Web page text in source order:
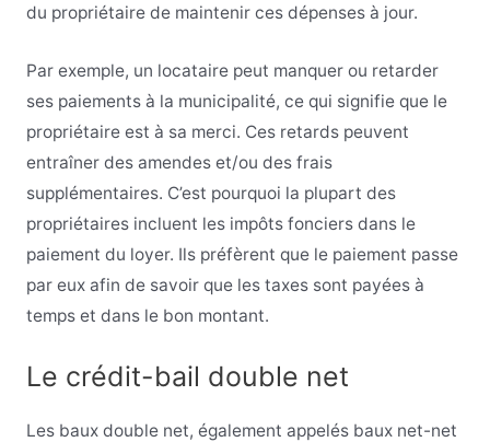
du propriétaire de maintenir ces dépenses à jour.
Par exemple, un locataire peut manquer ou retarder
ses paiements à la municipalité, ce qui signifie que le
propriétaire est à sa merci. Ces retards peuvent
entraîner des amendes et/ou des frais
supplémentaires. C’est pourquoi la plupart des
propriétaires incluent les impôts fonciers dans le
paiement du loyer. Ils préfèrent que le paiement passe
par eux afin de savoir que les taxes sont payées à
temps et dans le bon montant.
Le crédit-bail double net
Les baux double net, également appelés baux net-net